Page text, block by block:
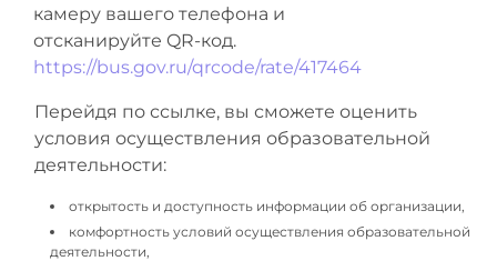
камеру вашего телефона и
отсканируйте QR-код.
https://bus.gov.ru/qrcode/rate/417464
Перейдя по ссылке, вы сможете оценить
условия осуществления образовательной
деятельности:
открытость и доступность информации об организации,
комфортность условий осуществления образовательной
деятельности,